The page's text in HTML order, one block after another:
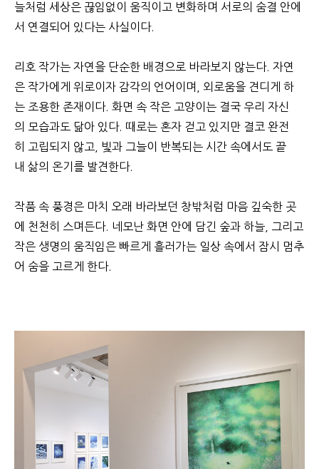
늘처럼 세상은 끊임없이 움직이고 변화하며 서로의 숨결 안에
서 연결되어 있다는 사실이다.
리호 작가는 자연을 단순한 배경으로 바라보지 않는다. 자연
은 작가에게 위로이자 감각의 언어이며, 외로움을 견디게 하
는 조용한 존재이다. 화면 속 작은 고양이는 결국 우리 자신
의 모습과도 닮아 있다. 때로는 혼자 걷고 있지만 결코 완전
히 고립되지 않고, 빛과 그늘이 반복되는 시간 속에서도 끝
내 삶의 온기를 발견한다.
작품 속 풍경은 마치 오래 바라보던 창밖처럼 마음 깊숙한 곳
에 천천히 스며든다. 네모난 화면 안에 담긴 숲과 하늘, 그리고
작은 생명의 움직임은 빠르게 흘러가는 일상 속에서 잠시 멈추
어 숨을 고르게 한다.